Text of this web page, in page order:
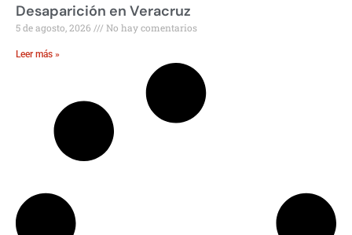
Desaparición en Veracruz
5 de agosto, 2026 No hay comentarios
Leer más »